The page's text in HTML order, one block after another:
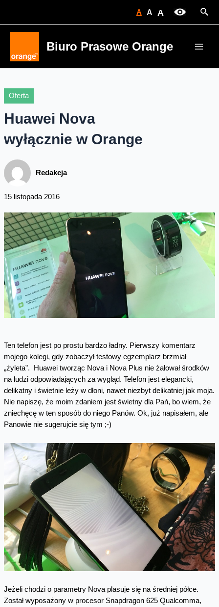
A A A
Biuro Prasowe Orange
Oferta
Huawei Nova
wyłącznie w Orange
Redakcja
15 listopada 2016
Ten telefon jest po prostu bardzo ładny. Pierwszy komentarz
mojego kolegi, gdy zobaczył testowy egzemplarz brzmiał
„żyleta”. Huawei tworząc Nova i Nova Plus nie żałował środków
na ludzi odpowiadających za wygląd. Telefon jest elegancki,
delikatny i świetnie leży w dłoni, nawet niezbyt delikatniej jak moja.
Nie napiszę, że moim zdaniem jest świetny dla Pań, bo wiem, że
zniechęcę w ten sposób do niego Panów. Ok, już napisałem, ale
Panowie nie sugerujcie się tym ;-)
Jeżeli chodzi o parametry Nova plasuje się na średniej półce.
Został wyposażony w procesor Snapdragon 625 Qualcomma,